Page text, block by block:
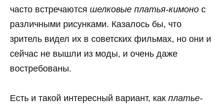
часто встречаются шелковые платья-кимоно с
различными рисунками. Казалось бы, что
зритель видел их в советских фильмах, но они и
сейчас не вышли из моды, и очень даже
востребованы.
Есть и такой интересный вариант, как платье-